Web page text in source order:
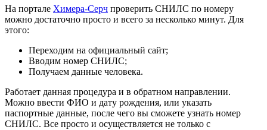
На портале Химера-Серч проверить СНИЛС по номеру
можно достаточно просто и всего за несколько минут. Для
этого:
Переходим на официальный сайт;
Вводим номер СНИЛС;
Получаем данные человека.
Работает данная процедура и в обратном направлении.
Можно ввести ФИО и дату рождения, или указать
паспортные данные, после чего вы сможете узнать номер
СНИЛС. Все просто и осуществляется не только с